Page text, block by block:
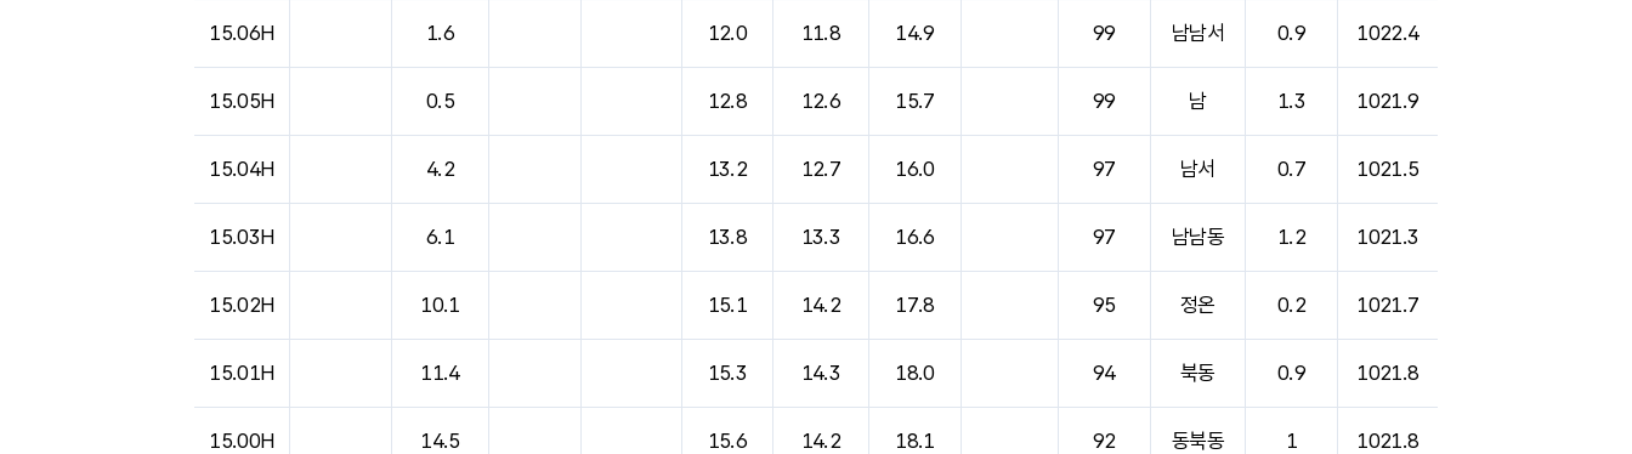
15.06H 1.6 12.0 11.8 14.9 99 남남서 0.9 1022.4
15.05H 0.5 12.8 12.6 15.7 99 남 1.3 1021.9
15.04H 4.2 13.2 12.7 16.0 97 남서 0.7 1021.5
15.03H 6.1 13.8 13.3 16.6 97 남남동 1.2 1021.3
15.02H 10.1 15.1 14.2 17.8 95 정온 0.2 1021.7
15.01H 11.4 15.3 14.3 18.0 94 북동 0.9 1021.8
15.00H 14.5 15.6 14.2 18.1 92 동북동 1 1021.8